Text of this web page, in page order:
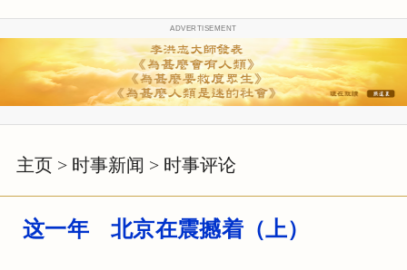
ADVERTISEMENT
主页 > 时事新闻 > 时事评论
这一年 北京在震撼着（上）